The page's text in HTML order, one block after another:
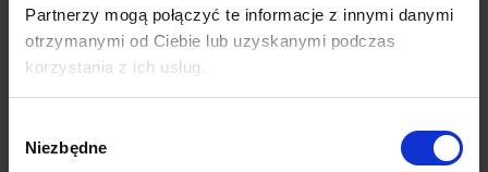
Partnerzy mogą połączyć te informacje z innymi danymi
otrzymanymi od Ciebie lub uzyskanymi podczas
korzystania z ich usług.
Polityki Prywatności Google
zgody
Niezbędne
praktycznie nieograniczona grupa potencjalnych
odbiorców,
długofalowe budowanie relacji z klientem,
możliwość bezpośredniego kontaktu,
błyskawiczne rozprzestrzenianie się komunikatów
niskie koszty – dobra kampania może rozchodzić się